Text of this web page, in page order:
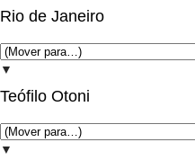
Rio de Janeiro
▼
Teófilo Otoni
▼